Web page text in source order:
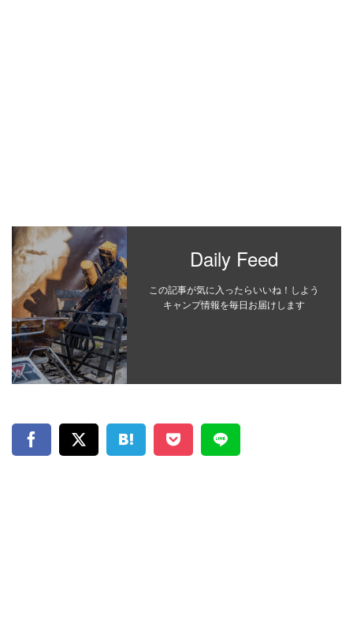
Daily Feed
この記事が気に入ったらいいね！しよう
キャンプ情報を毎日お届けします